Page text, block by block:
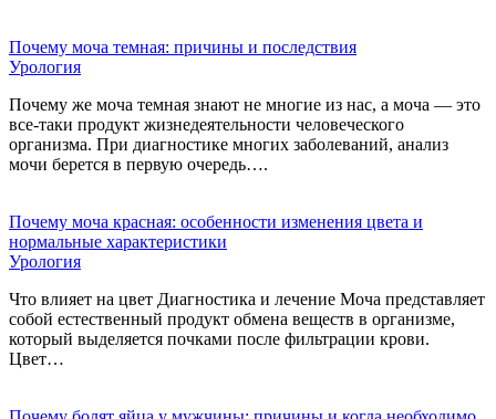
Почему моча темная: причины и последствия
Урология
Почему же моча темная знают не многие из нас, а моча — это
все-таки продукт жизнедеятельности человеческого
организма. При диагностике многих заболеваний, анализ
мочи берется в первую очередь….
Почему моча красная: особенности изменения цвета и
нормальные характеристики
Урология
Что влияет на цвет Диагностика и лечение Моча представляет
собой естественный продукт обмена веществ в организме,
который выделяется почками после фильтрации крови.
Цвет…